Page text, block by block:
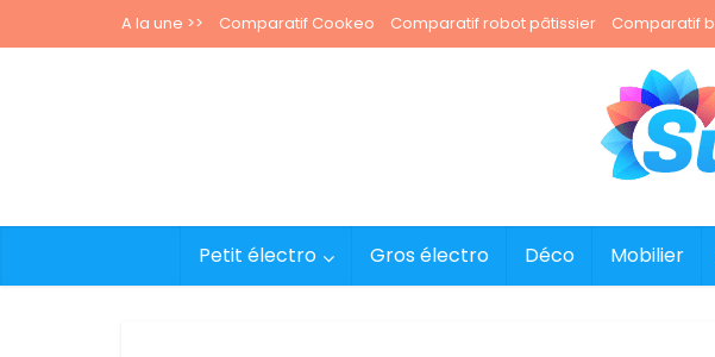
A la une >> Comparatif Cookeo Comparatif robot pâtissier Comparatif
Petit électro Gros électro Déco Mobilier